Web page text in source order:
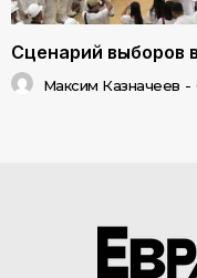
Сценарий выборов
Максим Казначеев -